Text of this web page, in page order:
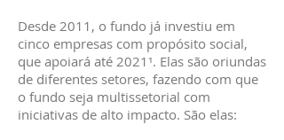
Desde 2011, o fundo já investiu em
cinco empresas com propósito social,
que apoiará até 2021¹. Elas são oriundas
de diferentes setores, fazendo com que
o fundo seja multissetorial com
iniciativas de alto impacto. São elas: